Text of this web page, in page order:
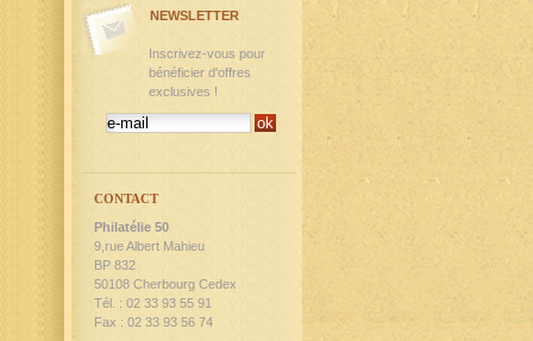
NEWSLETTER
Inscrivez-vous pour
bénéficier d'offres
exclusives !
CONTACT
Philatélie 50
9,rue Albert Mahieu
BP 832
50108 Cherbourg Cedex
Tél. : 02 33 93 55 91
Fax : 02 33 93 56 74